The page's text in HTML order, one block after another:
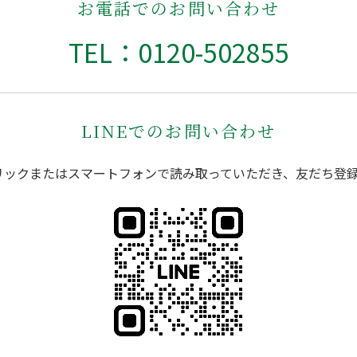
お電話でのお問い合わせ
TEL：0120-502855
LINEでのお問い合わせ
クまたはスマートフォンで読み取っていただき、友だち登